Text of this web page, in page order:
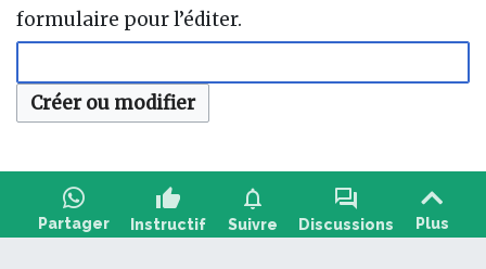
formulaire pour l’éditer.
Créer ou modifier
Partager
thumb_up
Instructif
notifications
Suivre
forum
Discussions Plus